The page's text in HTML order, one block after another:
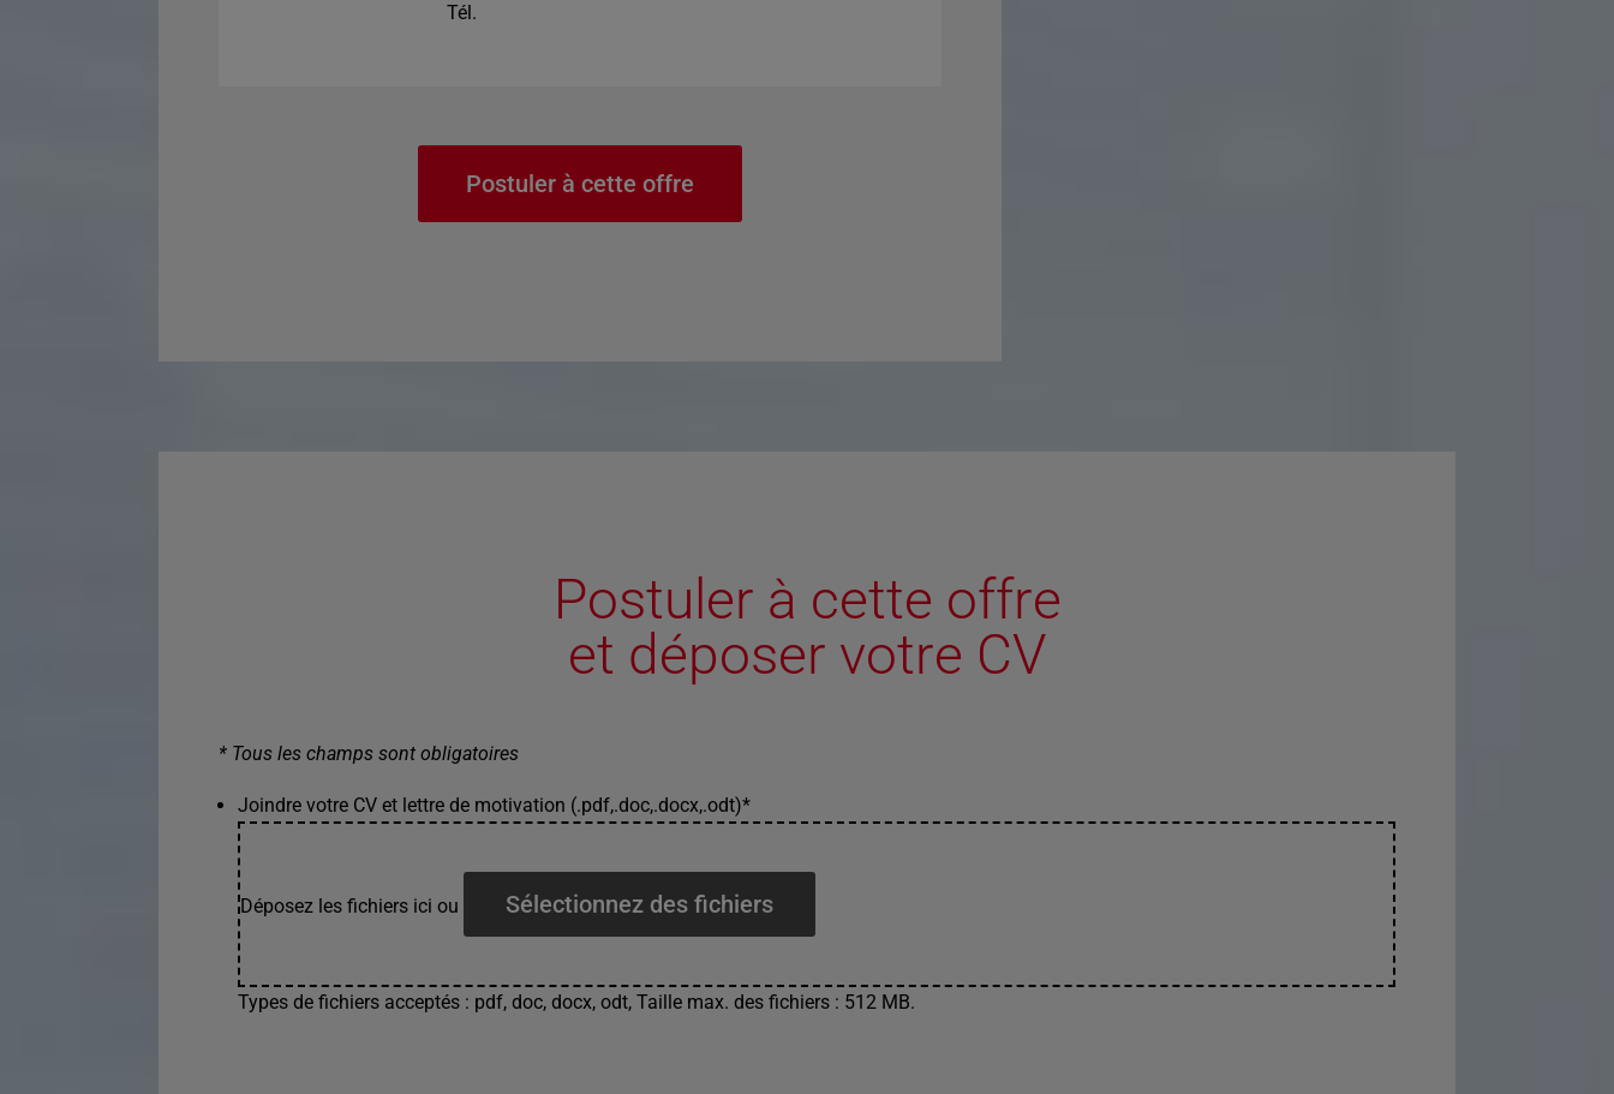
Tél.
Postuler à cette offre
Postuler à cette offre
et déposer votre CV
* Tous les champs sont obligatoires
Joindre votre CV et lettre de motivation (.pdf,.doc,.docx,.odt)*
Déposez les fichiers ici ou Sélectionnez des fichiers
Types de fichiers acceptés : pdf, doc, docx, odt, Taille max. des fichiers : 512 MB.